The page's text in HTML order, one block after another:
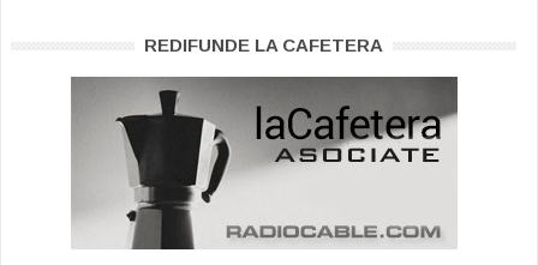
REDIFUNDE LA CAFETERA